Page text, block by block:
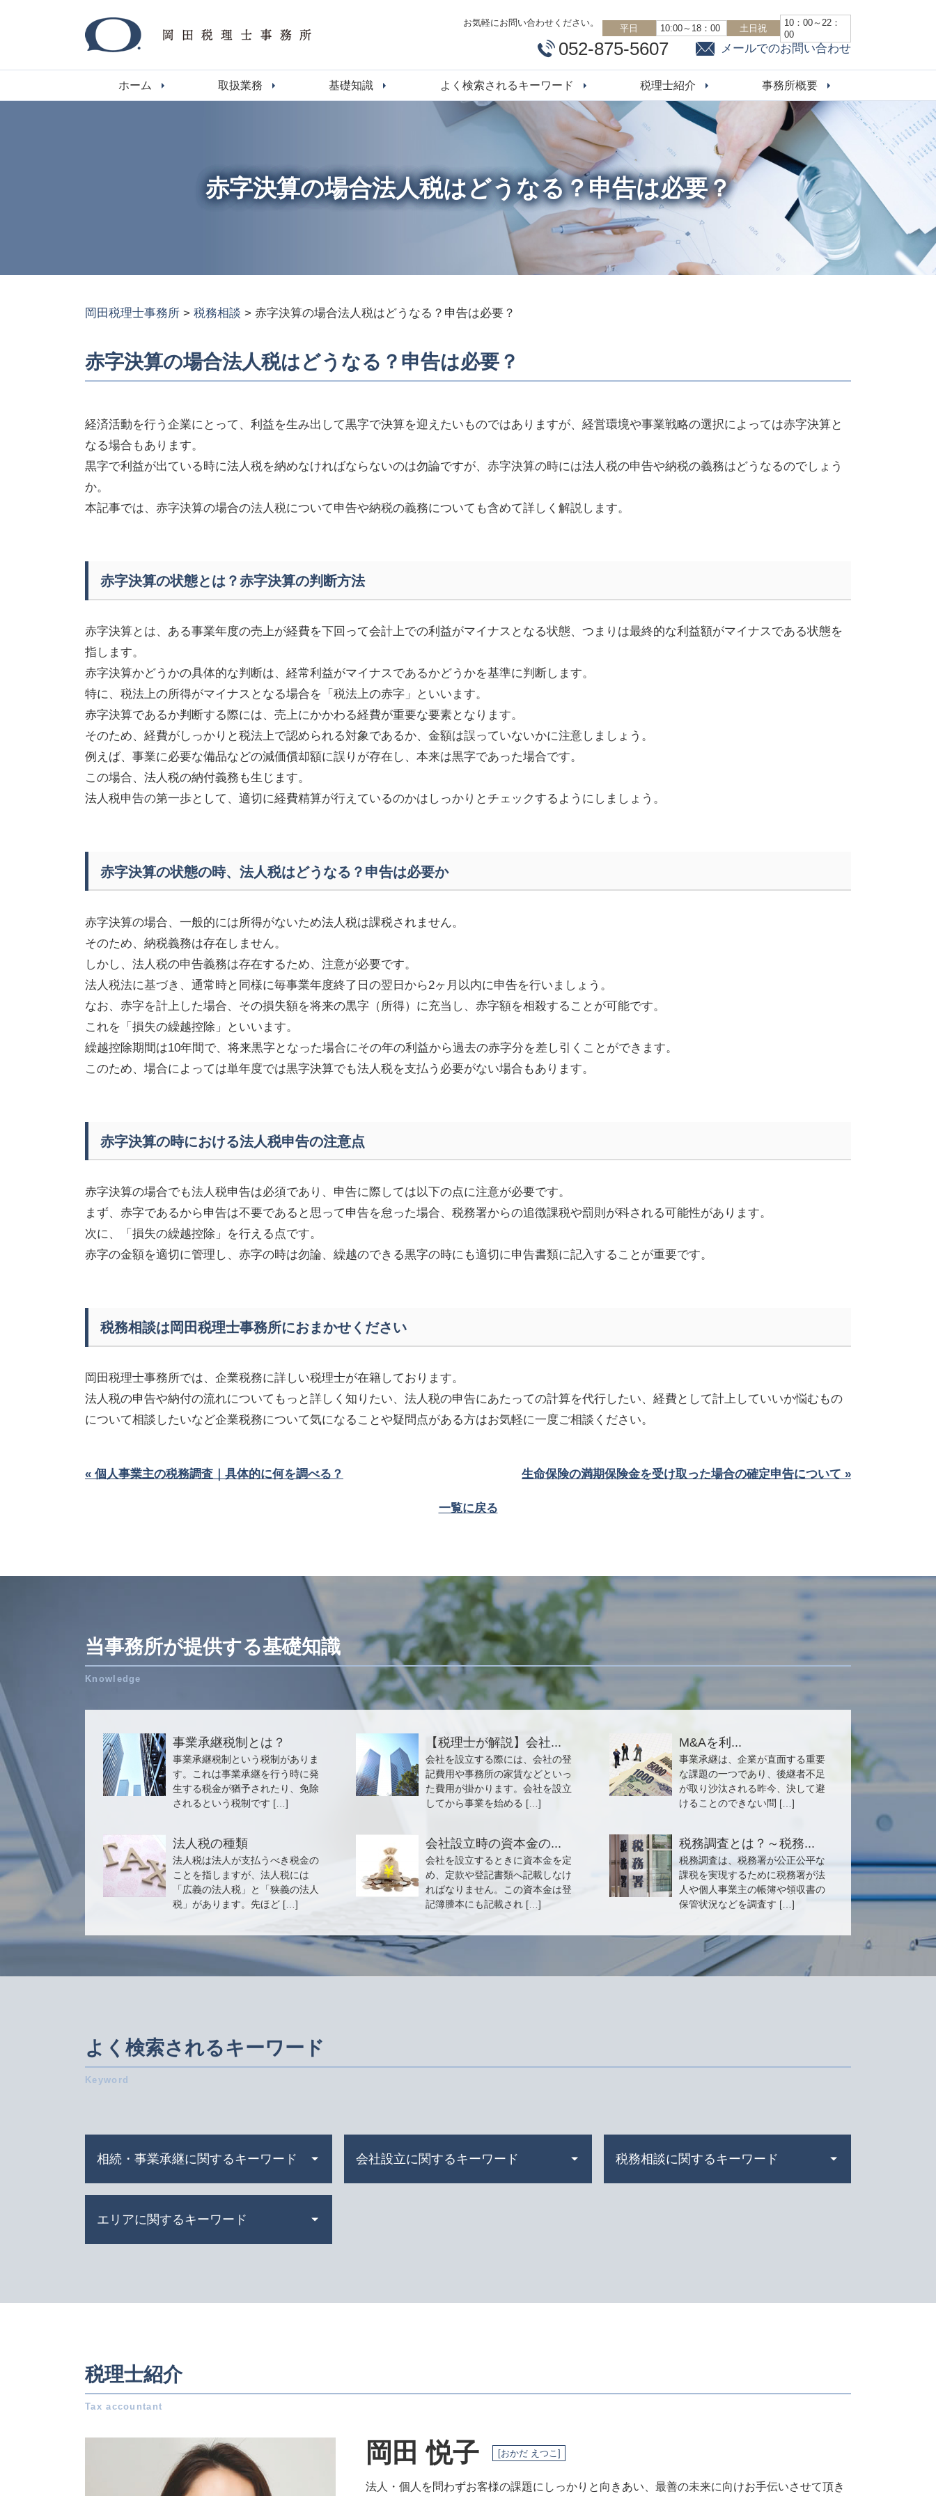
赤字決算の場合法人税はどうなる？申告は必要？
お気軽にお問い合わせください。
平日 10:00～18：00 土日祝
10：00～22：
00
052-875-5607 メールでのお問い合わせ
ホーム 取扱業務 基礎知識 よく検索されるキーワード 税理士紹介 事務所概要
岡田税理士事務所 > 税務相談 > 赤字決算の場合法人税はどうなる？申告は必要？
赤字決算の場合法人税はどうなる？申告は必要？
経済活動を行う企業にとって、利益を生み出して黒字で決算を迎えたいものではありますが、経営環境や事業戦略の選択によっては赤字決算と
なる場合もあります。
黒字で利益が出ている時に法人税を納めなければならないのは勿論ですが、赤字決算の時には法人税の申告や納税の義務はどうなるのでしょう
か。
本記事では、赤字決算の場合の法人税について申告や納税の義務についても含めて詳しく解説します。
赤字決算の状態とは？赤字決算の判断方法
赤字決算とは、ある事業年度の売上が経費を下回って会計上での利益がマイナスとなる状態、つまりは最終的な利益額がマイナスである状態を
指します。
赤字決算かどうかの具体的な判断は、経常利益がマイナスであるかどうかを基準に判断します。
特に、税法上の所得がマイナスとなる場合を「税法上の赤字」といいます。
赤字決算であるか判断する際には、売上にかかわる経費が重要な要素となります。
そのため、経費がしっかりと税法上で認められる対象であるか、金額は誤っていないかに注意しましょう。
例えば、事業に必要な備品などの減価償却額に誤りが存在し、本来は黒字であった場合です。
この場合、法人税の納付義務も生じます。
法人税申告の第一歩として、適切に経費精算が行えているのかはしっかりとチェックするようにしましょう。
赤字決算の状態の時、法人税はどうなる？申告は必要か
赤字決算の場合、一般的には所得がないため法人税は課税されません。
そのため、納税義務は存在しません。
しかし、法人税の申告義務は存在するため、注意が必要です。
法人税法に基づき、通常時と同様に毎事業年度終了日の翌日から2ヶ月以内に申告を行いましょう。
なお、赤字を計上した場合、その損失額を将来の黒字（所得）に充当し、赤字額を相殺することが可能です。
これを「損失の繰越控除」といいます。
繰越控除期間は10年間で、将来黒字となった場合にその年の利益から過去の赤字分を差し引くことができます。
このため、場合によっては単年度では黒字決算でも法人税を支払う必要がない場合もあります。
赤字決算の時における法人税申告の注意点
赤字決算の場合でも法人税申告は必須であり、申告に際しては以下の点に注意が必要です。
まず、赤字であるから申告は不要であると思って申告を怠った場合、税務署からの追徴課税や罰則が科される可能性があります。
次に、「損失の繰越控除」を行える点です。
赤字の金額を適切に管理し、赤字の時は勿論、繰越のできる黒字の時にも適切に申告書類に記入することが重要です。
税務相談は岡田税理士事務所におまかせください
岡田税理士事務所では、企業税務に詳しい税理士が在籍しております。
法人税の申告や納付の流れについてもっと詳しく知りたい、法人税の申告にあたっての計算を代行したい、経費として計上していいか悩むもの
について相談したいなど企業税務について気になることや疑問点がある方はお気軽に一度ご相談ください。
« 個人事業主の税務調査｜具体的に何を調べる？ 生命保険の満期保険金を受け取った場合の確定申告について »
一覧に戻る
当事務所が提供する基礎知識
事業承継税制とは？
事業承継税制という税制がありま
す。これは事業承継を行う時に発
生する税金が猶予されたり、免除
されるという税制です […]
【税理士が解説】会社...
会社を設立する際には、会社の登
記費用や事務所の家賃などといっ
た費用が掛かります。会社を設立
してから事業を始める […]
M&Aを利...
事業承継は、企業が直面する重要
な課題の一つであり、後継者不足
が取り沙汰される昨今、決して避
けることのできない問 […]
法人税の種類
法人税は法人が支払うべき税金の
ことを指しますが、法人税には
「広義の法人税」と「狭義の法人
税」があります。先ほど […]
会社設立時の資本金の...
会社を設立するときに資本金を定
め、定款や登記書類へ記載しなけ
ればなりません。この資本金は登
記簿謄本にも記載され […]
税務調査とは？～税務...
税務調査は、税務署が公正公平な
課税を実現するために税務署が法
人や個人事業主の帳簿や領収書の
保管状況などを調査す […]
よく検索されるキーワード
相続・事業承継に関するキーワード
相続 財産
相続税 非課税
相続税 計算 土地
公開 買い付け とは
有限会社 事業承継
株式 譲渡 制限 会社
公正 証書 遺言
会社設立に関するキーワード
合同会社 設立費用
会社設立 期間
会社設立日 決め方
起業 事業計画書
税務相談に関するキーワード
税務代理権限証書 とは
還付申告 期限
エリアに関するキーワード
会社設立 岐阜県 相談
相続 一宮市 税理士
税務相談 稲沢市 税理士
相続 三重県 相談
事業承継 岐阜県 税理士
会社設立 愛知県 税理士
事業承継 三重県 税理士
税理士紹介
岡田 悦子 [おかだ えつこ]
法人・個人を問わずお客様の課題にしっかりと向きあい、最善の未来に向けお手伝いさせて頂き